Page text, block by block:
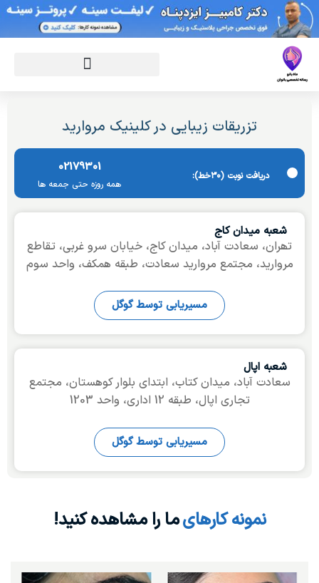
تزریقات زیبایی در کلینیک مروارید
دریافت نوبت (٣٠خط):
02179301
ھمه روزه حتی جمعه ھا
شعبه میدان کاج
تھران، سعادت آباد، میدان کاج، خیابان سرو غربی، تقاطع
مروارید، مجتمع مروارید سعادت، طبقه ھمکف، واحد سوم
مسیریابی توسط گوگل
شعبه اپال
سعادت آباد، میدان کتاب، ابتدای بلوار کوھستان، مجتمع
تجاری اپال، طبقه 12 اداری، واحد 1203
مسیریابی توسط گوگل
نمونه کارھایما را مشاھده کنید!